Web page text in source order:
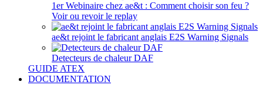
1er Webinaire chez ae&t : Comment choisir son feu ?
Voir ou revoir le replay
ae&t rejoint le fabricant anglais E2S Warning Signals
Detecteurs de chaleur DAF
GUIDE ATEX
DOCUMENTATION